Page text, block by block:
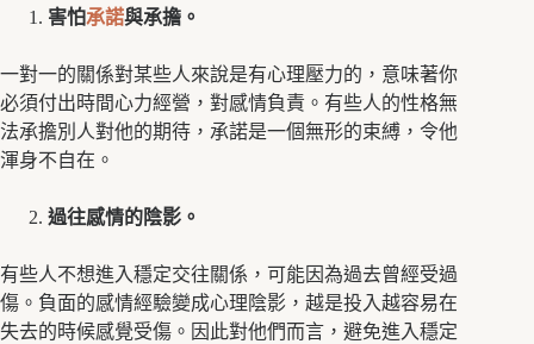
害怕承諾與承擔。
一對一的關係對某些人來說是有心理壓力的，意味著你
必須付出時間心力經營，對感情負責。有些人的性格無
法承擔別人對他的期待，承諾是一個無形的束縛，令他
渾身不自在。
過往感情的陰影。
有些人不想進入穩定交往關係，可能因為過去曾經受過
傷。負面的感情經驗變成心理陰影，越是投入越容易在
失去的時候感覺受傷。因此對他們而言，避免進入穩定